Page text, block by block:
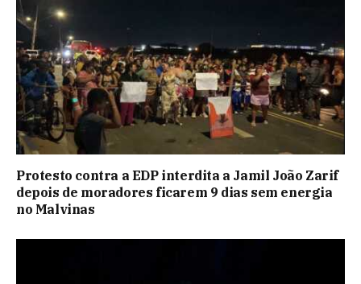
Protesto contra a EDP interdita a Jamil João Zarif
depois de moradores ficarem 9 dias sem energia
no Malvinas